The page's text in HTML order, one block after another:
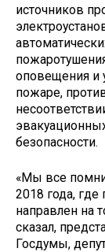
источников
оповещения и
пожаре,
безопасности.
«Мы все
2018 года,
направлен на
сказал,
Госдумы,